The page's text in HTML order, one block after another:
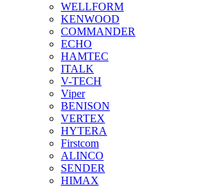
WELLFORM
KENWOOD
COMMANDER
ECHO
HAMTEC
ITALK
V-TECH
Viper
BENISON
VERTEX
HYTERA
Firstcom
ALINCO
SENDER
HIMAX